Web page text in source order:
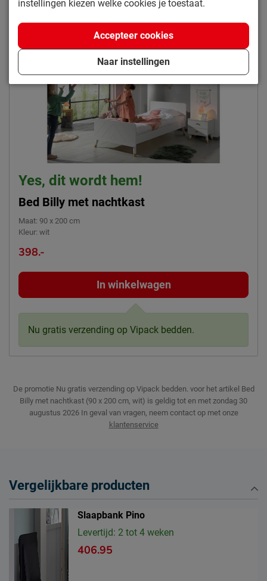
Yes, dit wordt hem!
Bed Billy met nachtkast
Maat: 90 x 200 cm
Kleur: wit
398.-
In winkelwagen
Nu gratis verzending op Vipack bedden.
De promotie Nu gratis verzending op Vipack bedden. voor het artikel Bed
Billy met nachtkast (90 x 200 cm, wit) is geldig tot en met zondag 30
augustus 2026 In geval van vragen, neem contact op met onze
klantenservice
Vergelijkbare producten
Slaapbank Pino
Levertijd: 2 tot 4 weken
406.95
instellingen kiezen welke cookies je toestaat.
Naar instellingen
Accepteer cookies